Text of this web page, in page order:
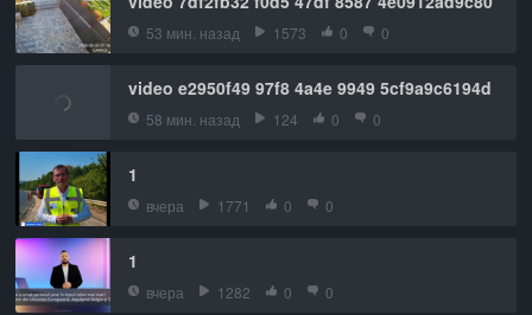
53 мин. назад 1573 0 0
video e2950f49 97f8 4a4e 9949 5cf9a9c6194d
58 мин. назад 124 0 0
1
вчера 1771 0 0
1
вчера 1282 0 0